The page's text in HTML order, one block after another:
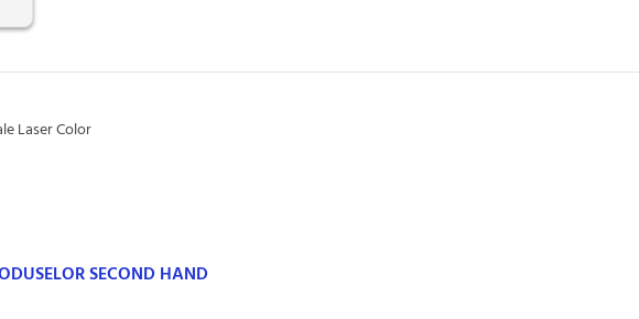
Laser Color
SECOND HAND